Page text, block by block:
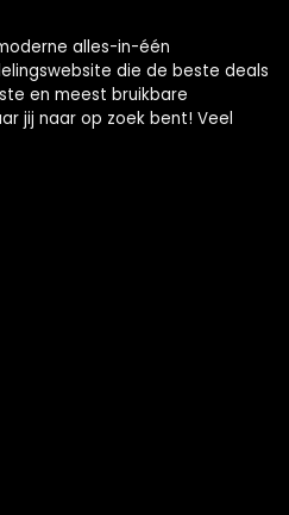
alles-in-één
die de beste deals
en meest bruikbare
jij naar op zoek bent! Veel